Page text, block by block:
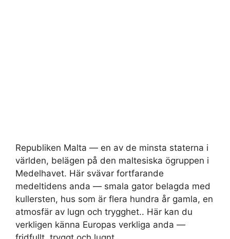
Republiken Malta — en av de minsta staterna i
världen, belägen på den maltesiska ögruppen i
Medelhavet. Här svävar fortfarande
medeltidens anda — smala gator belagda med
kullersten, hus som är flera hundra år gamla, en
atmosfär av lugn och trygghet.. Här kan du
verkligen känna Europas verkliga anda —